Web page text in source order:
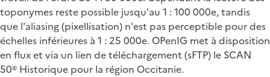
toponymes reste possible jusqu'au 1 : 100 000e, tandis
que l'aliasing (pixellisation) n'est pas perceptible pour des
échelles inférieures à 1 : 25 000e. OPenIG met à disposition
en flux et via un lien de téléchargement (sFTP) le SCAN
50® Historique pour la région Occitanie.